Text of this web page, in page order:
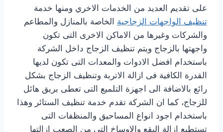
على تقديم العديد من الخدمات الاخري ومنها خدمة
تنظيف الواجهات الزجاجية الخاصة بالمنازل والمطاعم
والشركات وغيرها من الاماكن الاخرى التى تكون
واجهتها بالزجاج ويتم تنظيف الزجاج داخل الشركة
باستخدام افضل الادوات والمعدات التى تكون لديها
القدرة الكافية فى ازالة الاتربة وتنظيف الزجاج بشكل
رائع بالاضافة الى اجهزة التلميع التى تعطى بريق هائل
للزجاج، كما ان الشركة تقدم خدمة تنظيف الستائر وهذا
باستخدام اجود انواع المساحيق والمنظفات التى
تستطيع ازالة البقع والاوساخ التى من الصعب إزالتها